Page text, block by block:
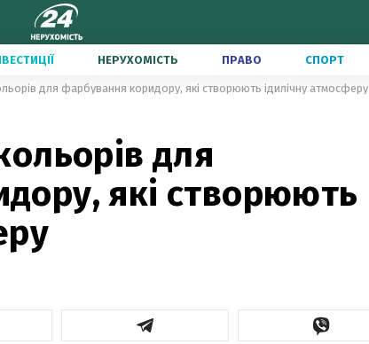
НЕРУХОМІСТЬ ПРАВО СПОРТ
для фарбування коридору, які створюють ідилічну атмосферу
для
які створюють